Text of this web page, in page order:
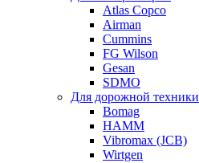
Atlas Copco
Airman
Cummins
FG Wilson
Gesan
SDMO
Для дорожной техники
Bomag
HAMM
Vibromax (JCB)
Wirtgen